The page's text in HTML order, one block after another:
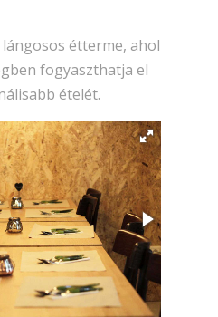
étterme, ahol
fogyaszthatja el
ételét.